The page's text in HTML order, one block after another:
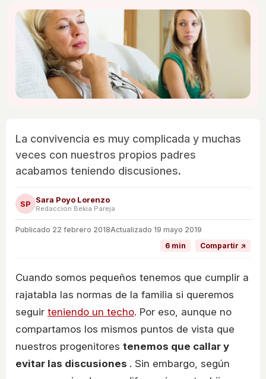
La convivencia es muy complicada y muchas
veces con nuestros propios padres
acabamos teniendo discusiones.
SP Sara Poyo Lorenzo
Redacción Bekia Pareja
Publicado 22 febrero 2018Actualizado 19 mayo 2019
6 min
Compartir ↗
Cuando somos pequeños tenemos que cumplir a
rajatabla las normas de la familia si queremos
seguir teniendo un techo. Por eso, aunque no
compartamos los mismos puntos de vista que
nuestros progenitores tenemos que callar y
evitar las discusiones . Sin embargo, según